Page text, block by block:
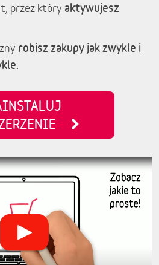
przez który aktywujesz
robisz zakupy jak zwykle i